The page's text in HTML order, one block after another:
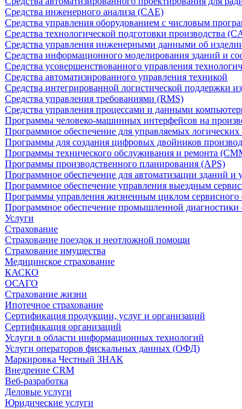
Средства инженерного анализа (CAE)
Средства управления оборудованием с числовым
Средства технологической подготовки производства
Средства управления инженерными данными об
Средства информационного моделирования зданий и
Средства усовершенствованного управления
Средства автоматизированного управления техникой
Средства интегрированной логистической поддержки
Средства управления требованиями (RMS)
Средства управления процессами и данными
Программы человеко-машинных интерфейсов на
Программное обеспечение для управляемых
Программы для создания цифровых двойников
Программы технического обслуживания и ремонта
Программы производственного планирования (APS)
Программное обеспечение для автоматизации зданий
Программное обеспечение управления выездным
Программы управления жизненным циклом сервисного
Программное обеспечение промышленной диагностики
Услуги
Страхование
Страхование поездок и неотложной помощи
Страхование имущества
Медицинское страхование
КАСКО
ОСАГО
Страхование жизни
Ипотечное страхование
Сертификация продукции, услуг и организаций
Сертификация организаций
Услуги в области информационных технологий
Услуги операторов фискальных данных (ОФД)
Маркировка Честный ЗНАК
Внедрение CRM
Веб-разработка
Деловые услуги
Юридические услуги